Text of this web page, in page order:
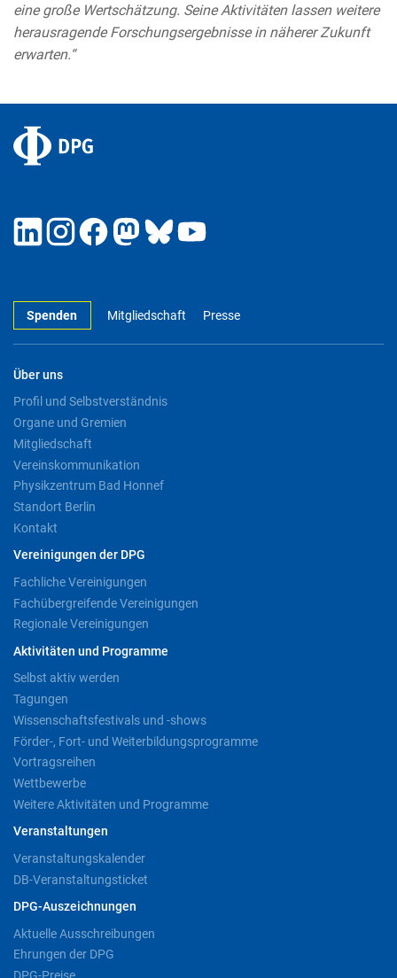
eine große Wertschätzung. Seine Aktivitäten lassen weitere
herausragende Forschungsergebnisse in näherer Zukunft
erwarten.“
Spenden Mitgliedschaft Presse
Über uns
Profil und Selbstverständnis
Organe und Gremien
Mitgliedschaft
Vereinskommunikation
Physikzentrum Bad Honnef
Standort Berlin
Kontakt
Vereinigungen der DPG
Fachliche Vereinigungen
Fachübergreifende Vereinigungen
Regionale Vereinigungen
Aktivitäten und Programme
Selbst aktiv werden
Tagungen
Wissenschaftsfestivals und -shows
Förder-, Fort- und Weiterbildungsprogramme
Vortragsreihen
Wettbewerbe
Weitere Aktivitäten und Programme
Veranstaltungen
Veranstaltungskalender
DB-Veranstaltungsticket
DPG-Auszeichnungen
Aktuelle Ausschreibungen
Ehrungen der DPG